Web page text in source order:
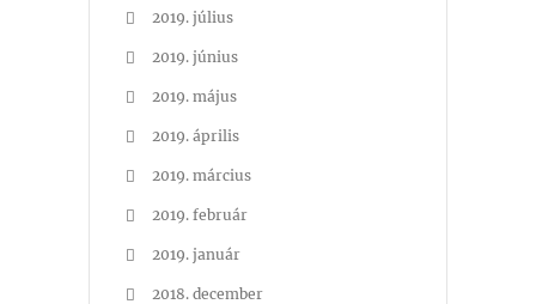
2019. július
2019. június
2019. május
2019. április
2019. március
2019. február
2019. január
2018. december